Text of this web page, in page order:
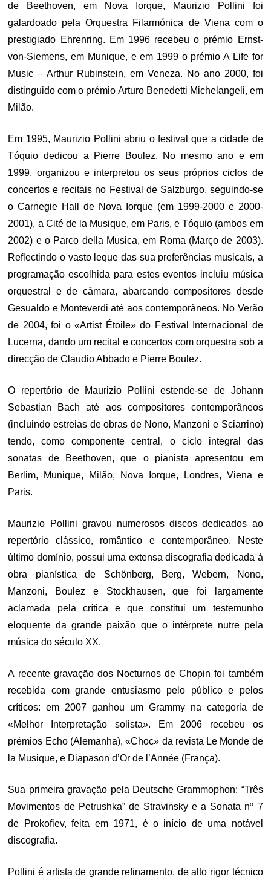
de Beethoven, em Nova Iorque, Maurizio Pollini foi
galardoado pela Orquestra Filarmónica de Viena com o
prestigiado Ehrenring. Em 1996 recebeu o prémio Ernst-
von-Siemens, em Munique, e em 1999 o prémio A Life for
Music – Arthur Rubinstein, em Veneza. No ano 2000, foi
distinguido com o prémio Arturo Benedetti Michelangeli, em
Milão.
Em 1995, Maurizio Pollini abriu o festival que a cidade de
Tóquio dedicou a Pierre Boulez. No mesmo ano e em
1999, organizou e interpretou os seus próprios ciclos de
concertos e recitais no Festival de Salzburgo, seguindo-se
o Carnegie Hall de Nova Iorque (em 1999-2000 e 2000-
2001), a Cité de la Musique, em Paris, e Tóquio (ambos em
2002) e o Parco della Musica, em Roma (Março de 2003).
Reflectindo o vasto leque das sua preferências musicais, a
programação escolhida para estes eventos incluiu música
orquestral e de câmara, abarcando compositores desde
Gesualdo e Monteverdi até aos contemporâneos. No Verão
de 2004, foi o «Artist Étoile» do Festival Internacional de
Lucerna, dando um recital e concertos com orquestra sob a
direcção de Claudio Abbado e Pierre Boulez.
O repertório de Maurizio Pollini estende-se de Johann
Sebastian Bach até aos compositores contemporâneos
(incluindo estreias de obras de Nono, Manzoni e Sciarrino)
tendo, como componente central, o ciclo integral das
sonatas de Beethoven, que o pianista apresentou em
Berlim, Munique, Milão, Nova Iorque, Londres, Viena e
Paris.
Maurizio Pollini gravou numerosos discos dedicados ao
repertório clássico, romântico e contemporâneo. Neste
último domínio, possui uma extensa discografia dedicada à
obra pianística de Schönberg, Berg, Webern, Nono,
Manzoni, Boulez e Stockhausen, que foi largamente
aclamada pela crítica e que constitui um testemunho
eloquente da grande paixão que o intérprete nutre pela
música do século XX.
A recente gravação dos Nocturnos de Chopin foi também
recebida com grande entusiasmo pelo público e pelos
críticos: em 2007 ganhou um Grammy na categoria de
«Melhor Interpretação solista». Em 2006 recebeu os
prémios Echo (Alemanha), «Choc» da revista Le Monde de
la Musique, e Diapason d’Or de l’Année (França).
Sua primeira gravação pela Deutsche Grammophon: “Três
Movimentos de Petrushka” de Stravinsky e a Sonata nº 7
de Prokofiev, feita em 1971, é o início de uma notável
discografia.
Pollini é artista de grande refinamento, de alto rigor técnico